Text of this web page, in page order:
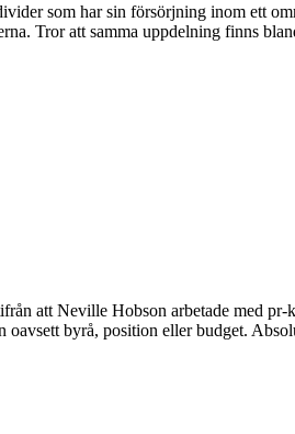
som har sin försörjning inom ett
Tror att samma uppdelning finns
att Neville Hobson arbetade med
byrå, position eller budget.